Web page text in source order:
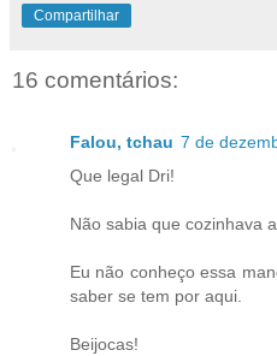
Compartilhar
16 comentários:
Falou, tchau 7 de
Que legal Dri!
Não sabia que cozinhava
Eu não conheço essa
saber se tem por aqui.
Beijocas!